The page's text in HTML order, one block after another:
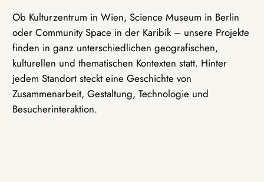
Ob Kulturzentrum in Wien, Science Museum in Berlin
oder Community Space in der Karibik – unsere Projekte
finden in ganz unterschiedlichen geografischen,
kulturellen und thematischen Kontexten statt. Hinter
jedem Standort steckt eine Geschichte von
Zusammenarbeit, Gestaltung, Technologie und
Besucherinteraktion.